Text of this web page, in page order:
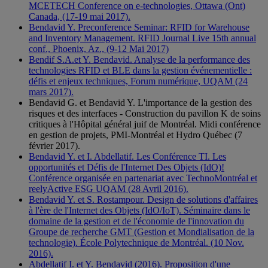
MCETECH Conference on e-technologies, Ottawa (Ont)
Canada, (17-19 mai 2017).
Bendavid Y. Preconference Seminar: RFID for Warehouse
and Inventory Management. RFID Journal Live 15th annual
conf., Phoenix, Az., (9-12 Mai 2017)
Bendif S.A.et Y. Bendavid. Analyse de la performance des
technologies RFID et BLE dans la gestion événementielle :
défis et enjeux techniques, Forum numérique, UQAM (24
mars 2017).
Bendavid G. et Bendavid Y. L'importance de la gestion des
risques et des interfaces - Construction du pavillon K de soins
critiques à l'Hôpital général juif de Montréal. Midi conférence
en gestion de projets, PMI-Montréal et Hydro Québec (7
février 2017).
Bendavid Y. et I. Abdellatif. Les Conférence TI. Les
opportunités et Défis de l'Internet Des Objets (IdO)!
Conférence organisée en partenariat avec TechnoMontréal et
reelyActive ESG UQAM (28 Avril 2016).
Bendavid Y. et S. Rostampour. Design de solutions d'affaires
à l'ère de l'Internet des Objets (IdO/IoT). Séminaire dans le
domaine de la gestion et de l'économie de l'innovation du
Groupe de recherche GMT (Gestion et Mondialisation de la
technologie). École Polytechnique de Montréal. (10 Nov.
2016).
Abdellatif I. et Y. Bendavid (2016). Proposition d'une